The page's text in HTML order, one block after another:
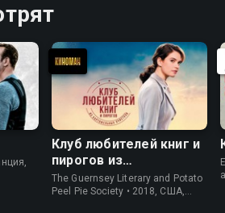
Клуб любителей книг и
пирогов из
картофельных
очистков
The Guernsey Literary and Potato
Peel Pie Society • 2018, США,